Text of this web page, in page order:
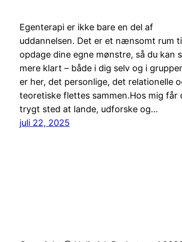
Egenterapi er ikke bare en del af
uddannelsen. Det er et nænsomt rum
opdage dine egne mønstre, så du kan
mere klart – både i dig selv og i
er her, det personlige, det relationelle
teoretiske flettes sammen.Hos mig får
trygt sted at lande, udforske og…
juli 22, 2025